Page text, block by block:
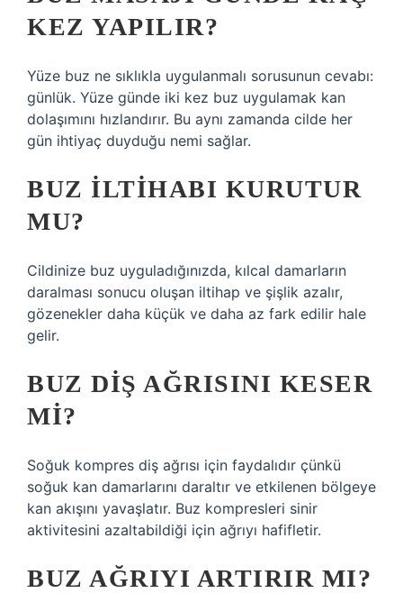
KEZ YAPILIR?
Yüze buz ne sıklıkla uygulanmalı sorusunun cevabı:
günlük. Yüze günde iki kez buz uygulamak kan
dolaşımını hızlandırır. Bu aynı zamanda cilde her
gün ihtiyaç duyduğu nemi sağlar.
BUZ ILTIHABI KURUTUR
MU?
Cildinize buz uyguladığınızda, kılcal damarların
daralması sonucu oluşan iltihap ve şişlik azalır,
gözenekler daha küçük ve daha az fark edilir hale
gelir.
BUZ DIŞ AĞRISINI KESER
MI?
Soğuk kompres diş ağrısı için faydalıdır çünkü
soğuk kan damarlarını daraltır ve etkilenen bölgeye
kan akışını yavaşlatır. Buz kompresleri sinir
aktivitesini azaltabildiği için ağrıyı hafifletir.
BUZ AĞRIYI ARTIRIR MI?